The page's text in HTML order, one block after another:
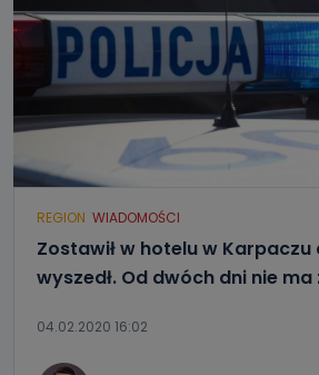
REGION WIADOMOŚCI
Zostawił w hotelu w
wyszedł. Od dwóch dni nie
04.02.2020 16:02